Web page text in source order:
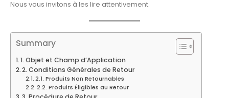
Nous vous invitons à les lire attentivement.
Summary
1. Objet et Champ d’Application
2. Conditions Générales de Retour
2.1. Produits Non Retournables
2.2. Produits Éligibles au Retour